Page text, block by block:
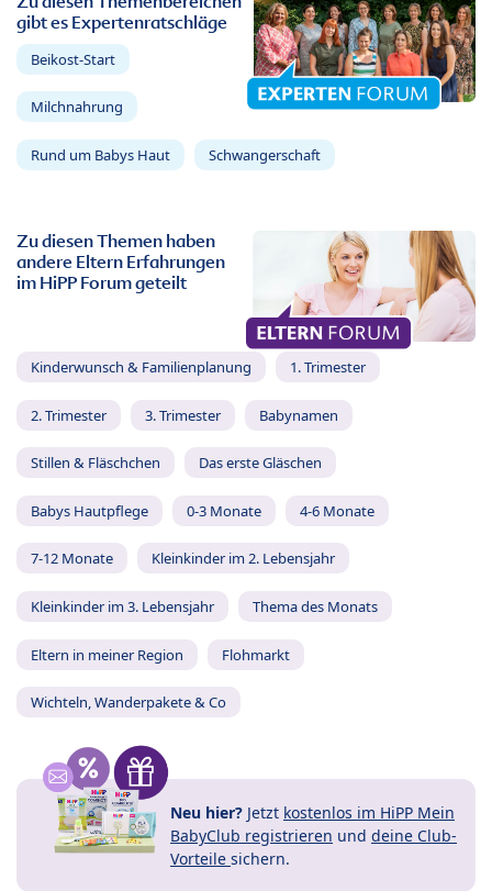
gibt es Expertenratschläge
Beikost-Start
Milchnahrung
Rund um Babys Haut Schwangerschaft
Zu diesen Themen haben
andere Eltern Erfahrungen
im HiPP Forum geteilt
Kinderwunsch & Familienplanung 1. Trimester
2. Trimester 3. Trimester Babynamen
Stillen & Fläschchen Das erste Gläschen
Babys Hautpflege 0-3 Monate 4-6 Monate
7-12 Monate Kleinkinder im 2. Lebensjahr
Kleinkinder im 3. Lebensjahr Thema des Monats
Eltern in meiner Region Flohmarkt
Wichteln, Wanderpakete & Co
Neu hier? Jetzt kostenlos im HiPP Mein
BabyClub registrieren und deine Club-
Vorteile sichern.